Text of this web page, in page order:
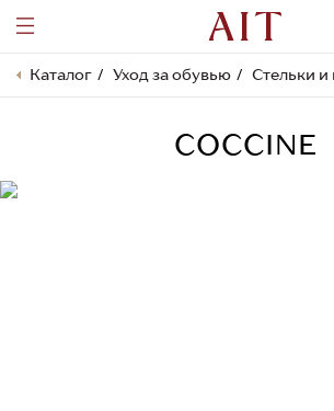
Каталог Уход за обувью Стельки
COCCINE